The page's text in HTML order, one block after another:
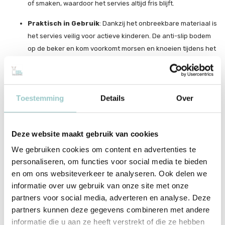
Toestemming Details Over
Deze website maakt gebruik van cookies
We gebruiken cookies om content en advertenties te
personaliseren, om functies voor social media te bieden
en om ons websiteverkeer te analyseren. Ook delen we
informatie over uw gebruik van onze site met onze
partners voor social media, adverteren en analyse. Deze
partners kunnen deze gegevens combineren met andere
informatie die u aan ze heeft verstrekt of die ze hebben
of smaken, waardoor het servies altijd fris blijft.
Praktisch in Gebruik: Dankzij het onbreekbare materiaal is
het servies veilig voor actieve kinderen. De anti-slip bodem
op de beker en kom voorkomt morsen en knoeien tijdens het
lang meegaat, wat de impact op het milieu vermindert in
bruikbaarheid maken deze servies set een geweldig cadeau
voor elke gelegenheid, zoals verjaardagen, babyshowers of
feestdagen.
Waarom Kiezen voor de Liewood Vivi Siliconen Servies Set?
DeLiewood Vivi Siliconen Servies Set met Printbiedt een
combinatie van speelse esthetiek, veiligheid en duurzaamheid. Het
is ontworpen om kinderen aan te moedigen zelfstandig te eten en